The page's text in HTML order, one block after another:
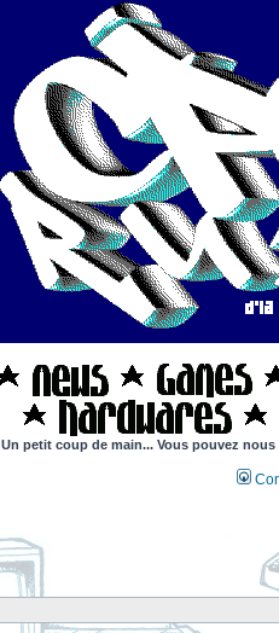
Un petit coup de main... Vous pouvez